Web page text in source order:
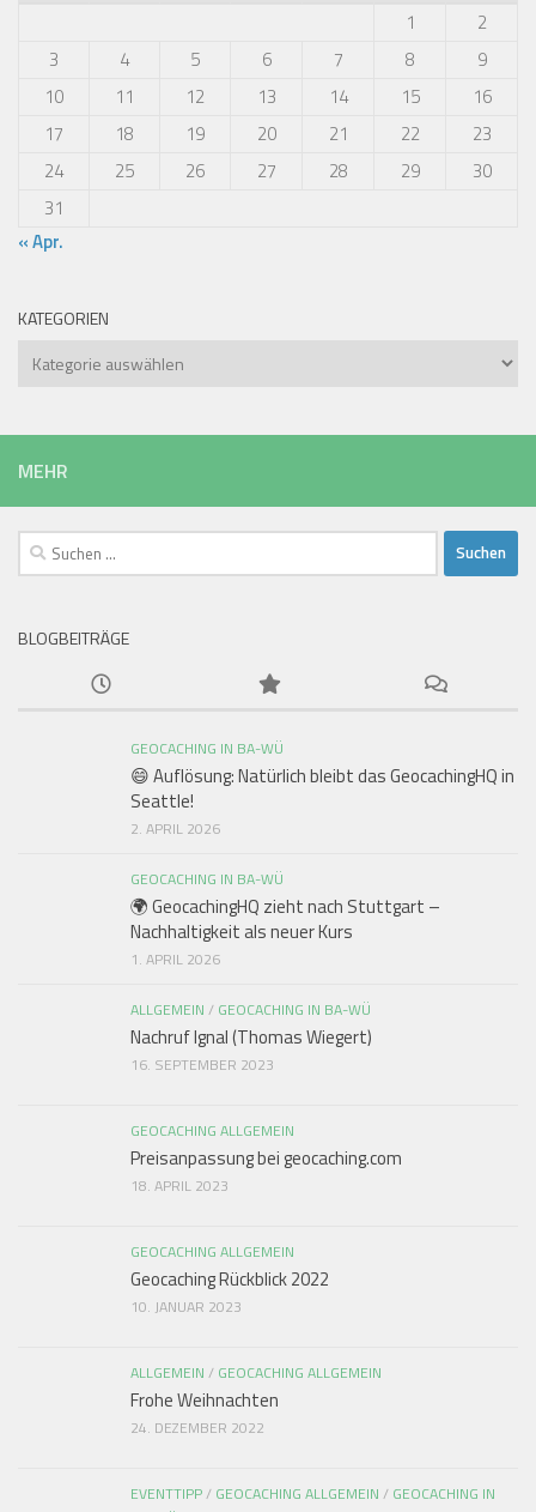
1
2
3
4 5 6 7 8
9
10
11 12 13 14 15
16
17
18 19 20 21 22
23
24
25 26 27 28 29
30
31
« Apr.
KATEGORIEN
Kategorien
MEHR
Suchen
nach:
BLOGBEITRÄGE
GEOCACHING IN BA-WÜ
😄 Auflösung: Natürlich bleibt das GeocachingHQ in
Seattle!
2. APRIL 2026
GEOCACHING IN BA-WÜ
🌍 GeocachingHQ zieht nach Stuttgart –
Nachhaltigkeit als neuer Kurs
1. APRIL 2026
ALLGEMEIN / GEOCACHING IN BA-WÜ
Nachruf Ignal (Thomas Wiegert)
16. SEPTEMBER 2023
GEOCACHING ALLGEMEIN
Preisanpassung bei geocaching.com
18. APRIL 2023
GEOCACHING ALLGEMEIN
Geocaching Rückblick 2022
10. JANUAR 2023
ALLGEMEIN / GEOCACHING ALLGEMEIN
Frohe Weihnachten
24. DEZEMBER 2022
EVENTTIPP/ GEOCACHING ALLGEMEIN / GEOCACHING IN